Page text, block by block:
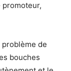
de
bouches